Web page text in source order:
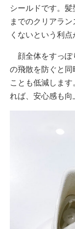
シールドです。
までのクリアラ
くないという利点
顔全体をすっぽ
の飛散を防ぐと同
ことも低減しま
れば、安心感も向